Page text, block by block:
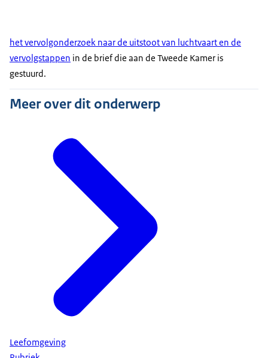
het vervolgonderzoek naar de uitstoot van luchtvaart en de
vervolgstappen in de brief die aan de Tweede Kamer is
gestuurd.
Meer over dit onderwerp
Leefomgeving